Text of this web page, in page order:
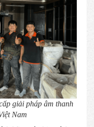
giải pháp âm thanh
Nam